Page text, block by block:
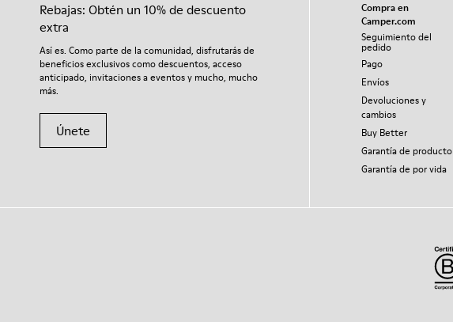
Rebajas: Obtén un 10% de descuento
extra
Así es. Como parte de la comunidad, disfrutarás de
beneficios exclusivos como descuentos, acceso
anticipado, invitaciones a eventos y mucho, mucho
más.
Únete
Compra en
Camper.com
Seguimiento del
pedido
Pago
Envíos
Devoluciones y
cambios
Buy Better
Garantía de producto
Garantía de por vida